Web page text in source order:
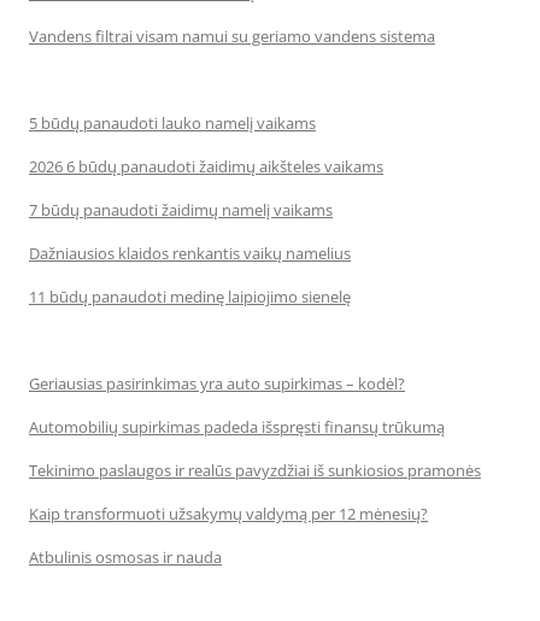
Vandens filtrai visam namui su geriamo vandens sistema
5 būdų panaudoti lauko namelį vaikams
2026 6 būdų panaudoti žaidimų aikšteles vaikams
7 būdų panaudoti žaidimų namelį vaikams
Dažniausios klaidos renkantis vaikų namelius
11 būdų panaudoti medinę laipiojimo sienelę
Geriausias pasirinkimas yra auto supirkimas – kodėl?
Automobilių supirkimas padeda išspręsti finansų trūkumą
Tekinimo paslaugos ir realūs pavyzdžiai iš sunkiosios pramonės
Kaip transformuoti užsakymų valdymą per 12 mėnesių?
Atbulinis osmosas ir nauda